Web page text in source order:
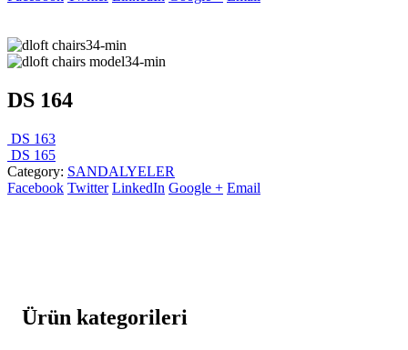
DS 164
DS 163
DS 165
Category: SANDALYELER
Facebook Twitter LinkedIn Google + Email
Ürün kategorileri